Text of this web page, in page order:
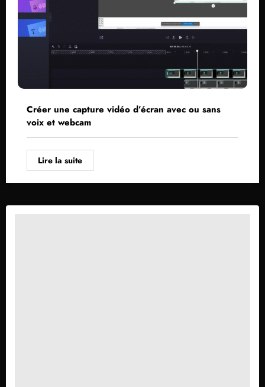
Créer une capture vidéo d’écran avec ou sans
voix et webcam
Lire la suite